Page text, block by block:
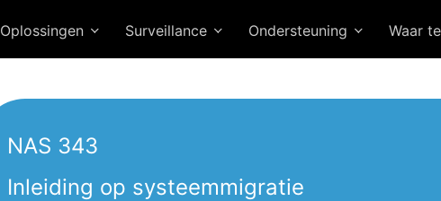
Oplossingen Surveillance Ondersteuning Waar
NAS 343
Inleiding op systeemmigratie